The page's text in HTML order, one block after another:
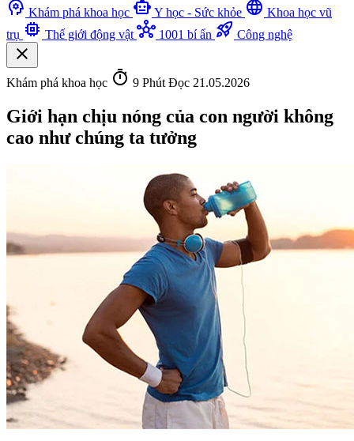
psychology Khám phá khoa học smart_toy Y học - Sức khỏe language Khoa học vũ
trụ memory Thế giới động vật hub 1001 bí ẩn rocket_launch Công nghệ
close
Khám phá khoa học timer 9 Phút Đọc 21.05.2026
Giới hạn chịu nóng của con người không
cao như chúng ta tưởng